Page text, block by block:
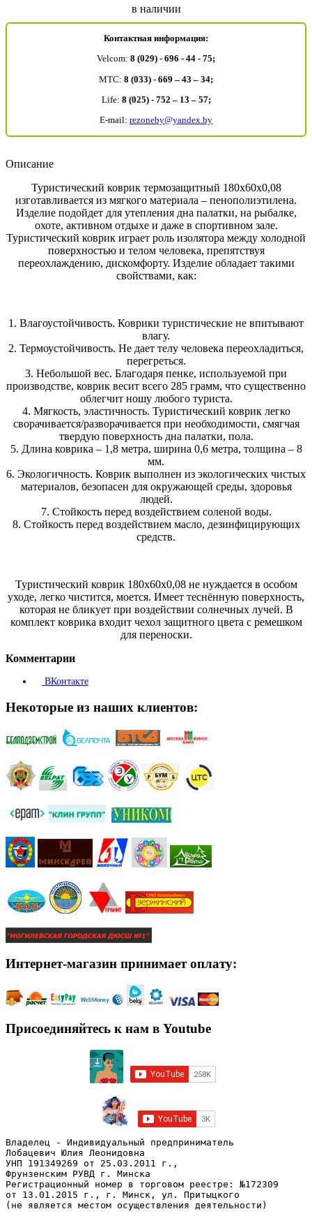
в наличии
Контактная информация:
Velcom: 8 (029) - 696 - 44 - 75;
MTC: 8 (033) - 669 – 43 – 34;
Life: 8 (025) - 752 – 13 – 57;
E-mail: rezoneby@yandex.by
Описание
Туристический коврик термозащитный 180х60х0,08
изготавливается из мягкого материала – пенополиэтилена.
Изделие подойдет для утепления дна палатки, на рыбалке,
охоте, активном отдыхе и даже в спортивном зале.
Туристический коврик играет роль изолятора между холодной
поверхностью и телом человека, препятствуя
переохлаждению, дискомфорту. Изделие обладает такими
свойствами, как:
1. Влагоустойчивость. Коврики туристические не впитывают
влагу.
2. Термоустойчивость. Не дает телу человека переохладиться,
перегреться.
3. Небольшой вес. Благодаря пенке, используемой при
производстве, коврик весит всего 285 грамм, что существенно
облегчит ношу любого туриста.
4. Мягкость, эластичность. Туристический коврик легко
сворачивается/разворачивается при необходимости, смягчая
твердую поверхность дна палатки, пола.
5. Длина коврика – 1,8 метра, ширина 0,6 метра, толщина – 8
мм.
6. Экологичность. Коврик выполнен из экологических чистых
материалов, безопасен для окружающей среды, здоровья
людей.
7. Стойкость перед воздействием соленой воды.
8. Стойкость перед воздействием масло, дезинфицирующих
средств.
Туристический коврик 180х60х0,08 не нуждается в особом
уходе, легко чистится, моется. Имеет теснённую поверхность,
которая не бликует при воздействии солнечных лучей. В
комплект коврика входит чехол защитного цвета с ремешком
для переноски.
Комментарии
ВКонтакте
Некоторые из наших клиентов:
Интернет-магазин принимает оплату:
Присоединяйтесь к нам в Youtube
Владелец - Индивидуальный предприниматель
Лобацевич Юлия Леонидовна
УНП 191349269 от 25.03.2011 г.,
Фрунзенским РУВД г. Минска
Регистрационный номер в торговом реестре: №172309
от 13.01.2015 г., г. Минск, ул. Притыцкого
(не является местом осуществления деятельности)